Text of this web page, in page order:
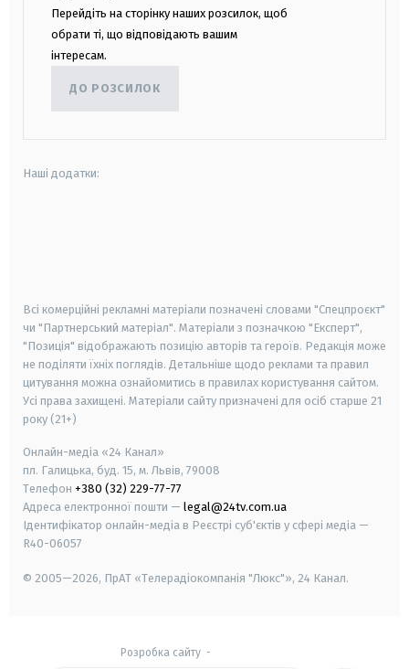
Перейдіть на сторінку наших розсилок, щоб
обрати ті, що відповідають вашим
інтересам.
ДО РОЗСИЛОК
Наші додатки:
Всі комерційні рекламні матеріали позначені словами "Спецпроєкт"
чи "Партнерський матеріал". Матеріали з позначкою "Експерт",
"Позиція" відображають позицію авторів та героїв. Редакція може
не поділяти їхніх поглядів. Детальніше щодо реклами та правил
цитування можна ознайомитись в правилах користування сайтом.
Усі права захищені. Матеріали сайту призначені для осіб старше 21
року (21+)
Онлайн-медіа «24 Канал»
пл. Галицька, буд. 15, м. Львів, 79008
Телефон +380 (32) 229-77-77
Адреса електронної пошти — legal@24tv.com.ua
Ідентифікатор онлайн-медіа в Реєстрі суб'єктів у сфері медіа —
R40-06057
© 2005—2026, ПрАТ «Телерадіокомпанія "Люкс"», 24 Канал.
Розробка сайту-